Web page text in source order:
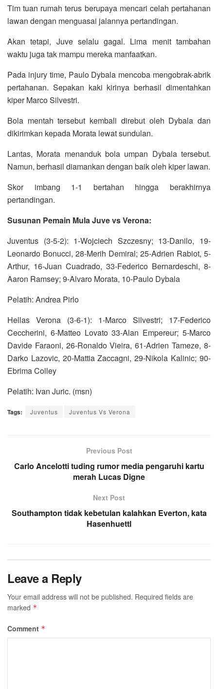
Tim tuan rumah terus berupaya mencari celah pertahanan
lawan dengan menguasai jalannya pertandingan.
Akan tetapi, Juve selalu gagal. Lima menit tambahan
waktu juga tak mampu mereka manfaatkan.
Pada injury time, Paulo Dybala mencoba mengobrak-abrik
pertahanan. Sepakan kaki kirinya berhasil dimentahkan
kiper Marco Silvestri.
Bola mentah tersebut kembali direbut oleh Dybala dan
dikirimkan kepada Morata lewat sundulan.
Lantas, Morata menanduk bola umpan Dybala tersebut.
Namun, berhasil diamankan dengan baik oleh kiper lawan.
Skor imbang 1-1 bertahan hingga berakhirnya
pertandingan.
Susunan Pemain Mula Juve vs Verona:
Juventus (3-5-2): 1-Wojciech Szczesny; 13-Danilo, 19-
Leonardo Bonucci, 28-Merih Demiral; 25-Adrien Rabiot, 5-
Arthur, 16-Juan Cuadrado, 33-Federico Bernardeschi, 8-
Aaron Ramsey; 9-Alvaro Morata, 10-Paulo Dybala
Pelatih: Andrea Pirlo
Hellas Verona (3-6-1): 1-Marco Silvestri; 17-Federico
Ceccherini, 6-Matteo Lovato 33-Alan Empereur; 5-Marco
Davide Faraoni, 26-Ronaldo Vieira, 61-Adrien Tameze, 8-
Darko Lazovic, 20-Mattia Zaccagni, 29-Nikola Kalinic; 90-
Ebrima Colley
Pelatih: Ivan Juric. (msn)
Tags: Juventus Juventus Vs Verona
Previous Post
Carlo Ancelotti tuding rumor media pengaruhi kartu
merah Lucas Digne
Next Post
Southampton tidak kebetulan kalahkan Everton, kata
Hasenhuettl
Leave a Reply
Your email address will not be published. Required fields are
marked *
Comment *